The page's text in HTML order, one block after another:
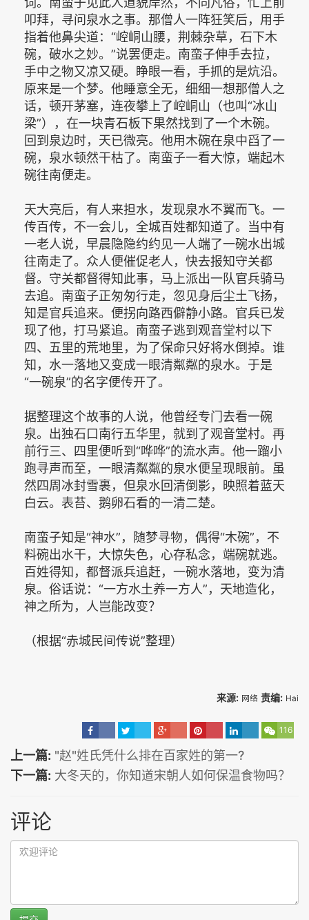
叩拜，寻问泉水之事。那僧人一阵狂笑后，用手
指着他鼻尖道：“崆峒山腰，荆棘杂草，石下木
碗，破水之妙。”说罢便走。南蛮子伸手去拉，
手中之物又凉又硬。睁眼一看，手抓的是炕沿。
原来是一个梦。他睡意全无，细细一想那僧人之
话，顿开茅塞，连夜攀上了崆峒山（也叫“冰山
梁”），在一块青石板下果然找到了一个木碗。
回到泉边时，天已微亮。他用木碗在泉中舀了一
碗，泉水顿然干枯了。南蛮子一看大惊，端起木
碗往南便走。
天大亮后，有人来担水，发现泉水不翼而飞。一
传百传，不一会儿，全城百姓都知道了。当中有
一老人说，早晨隐隐约约见一人端了一碗水出城
往南走了。众人便催促老人，快去报知守关都
督。守关都督得知此事，马上派出一队官兵骑马
去追。南蛮子正匆匆行走，忽见身后尘土飞扬，
知是官兵追来。便拐向路西僻静小路。官兵已发
现了他，打马紧追。南蛮子逃到观音堂村以下
四、五里的荒地里，为了保命只好将水倒掉。谁
知，水一落地又变成一眼清粼粼的泉水。于是
“一碗泉”的名字便传开了。
据整理这个故事的人说，他曾经专门去看一碗
泉。出独石口南行五华里，就到了观音堂村。再
前行三、四里便听到“哗哗”的流水声。他一蹓小
跑寻声而至，一眼清粼粼的泉水便呈现眼前。虽
然四周冰封雪裹，但泉水回清倒影，映照着蓝天
白云。表苔、鹅卵石看的一清二楚。
南蛮子知是“神水”，随梦寻物，偶得“木碗”，不
料碗出水干，大惊失色，心存私念，端碗就逃。
百姓得知，都督派兵追赶，一碗水落地，变为清
泉。俗话说：“一方水土养一方人”，天地造化，
神之所为，人岂能改变？
（根据“赤城民间传说”整理）
来源: 网络 责编: Hai
116
上一篇: "赵"姓氏凭什么排在百家姓的第一?
下一篇: 大冬天的，你知道宋朝人如何保温食物吗？
评论